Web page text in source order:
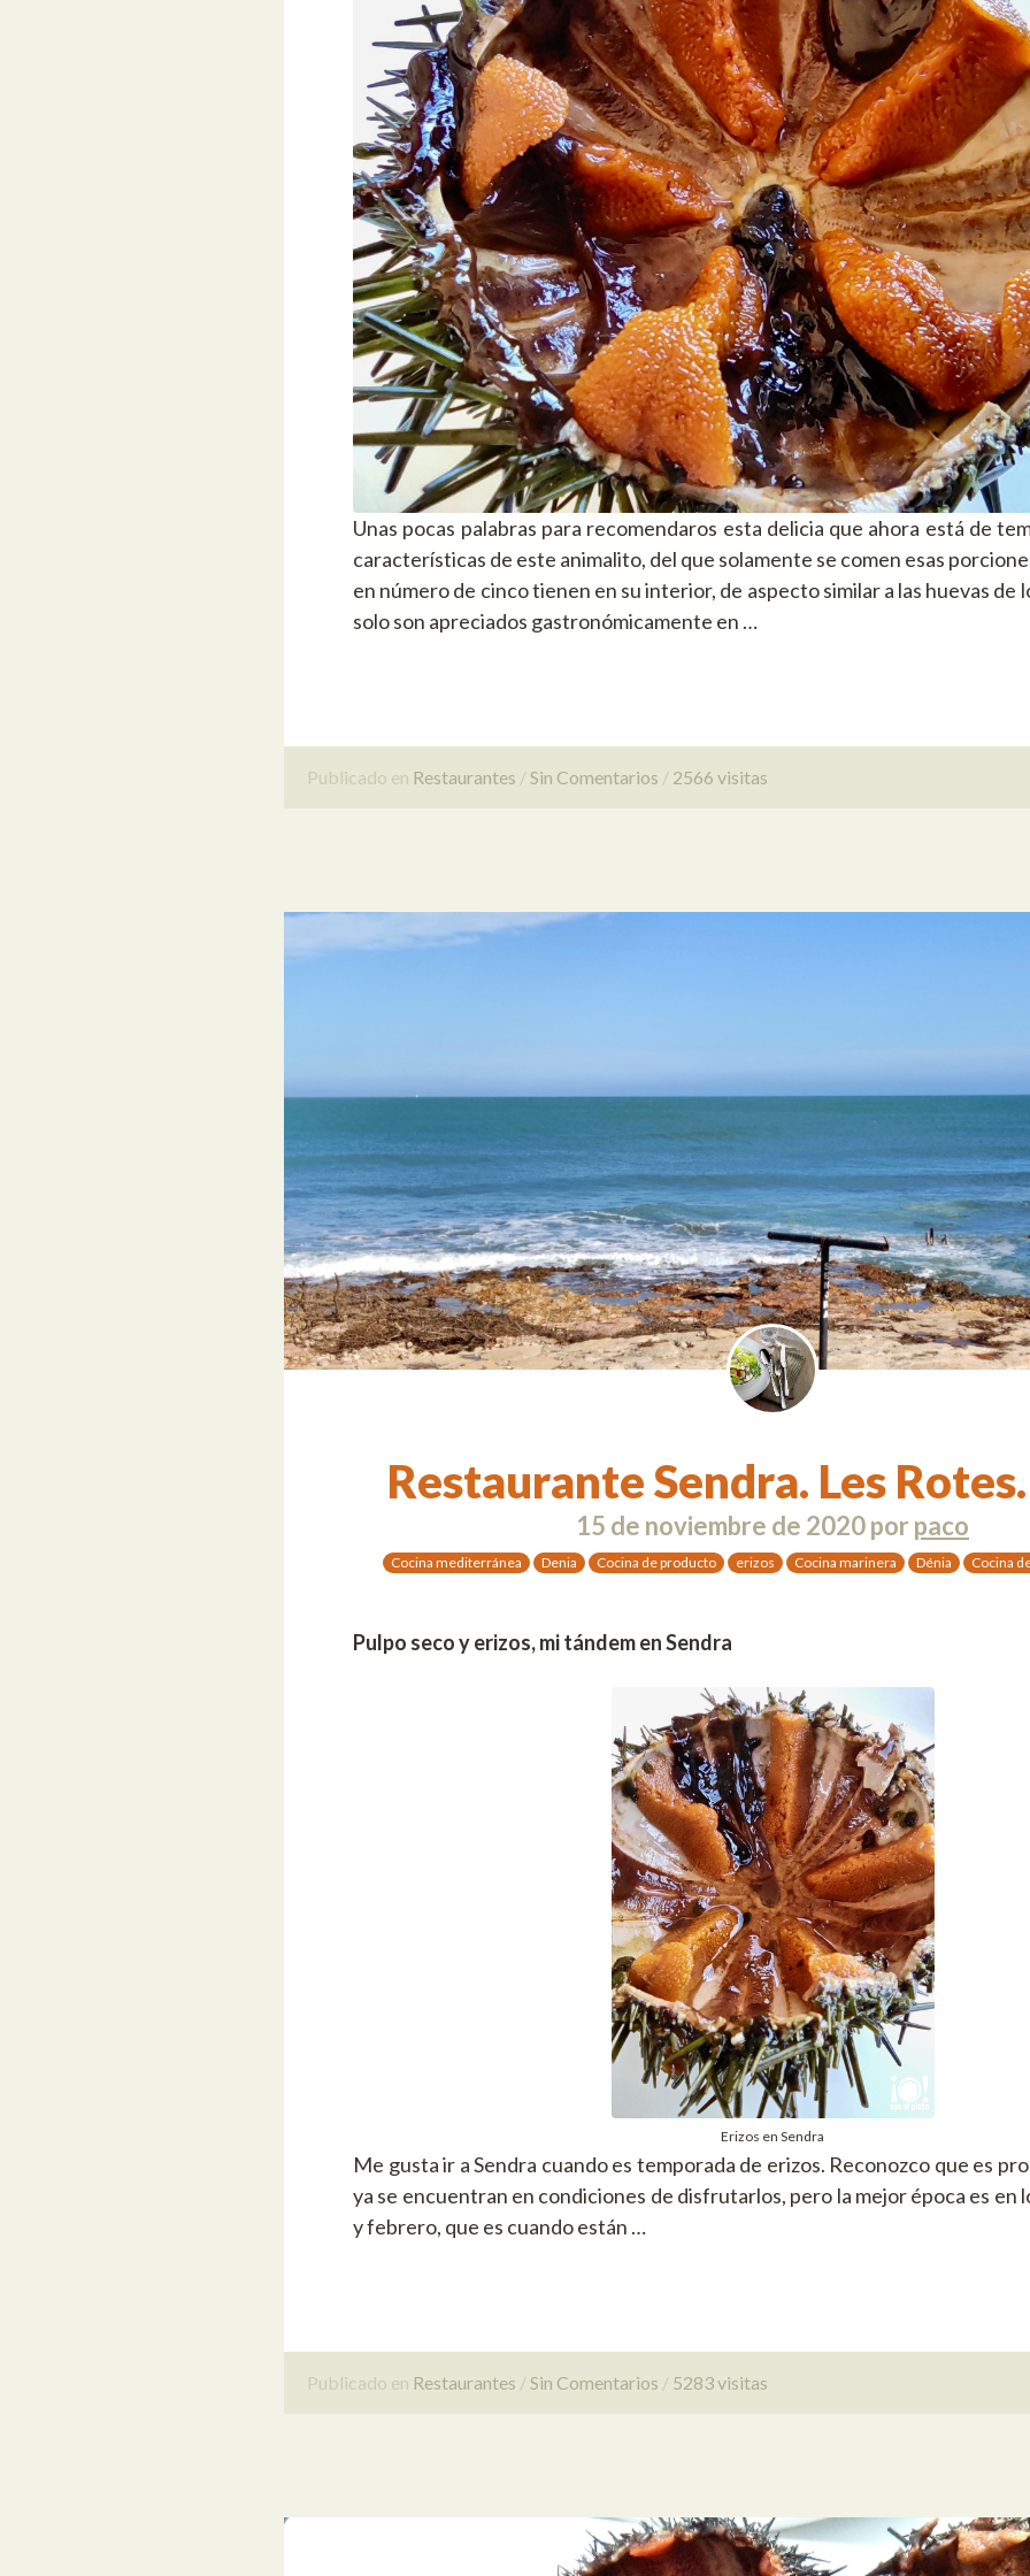
Unas pocas palabras para recomendaros esta delicia que ahora está de
características de este animalito, del que solamente se comen esas
en número de cinco tienen en su interior, de aspecto similar a las huevas de
solo son apreciados gastronómicamente en …
Publicado en Restaurantes Sin Comentarios 2566 visitas
Restaurante Sendra. Les
15 de noviembre de 2020por paco
Cocina mediterránea Denia Cocina de producto erizos Cocina marinera Dénia Cocina
Pulpo seco y erizos, mi tándem en Sendra
Erizos en Sendra
Me gusta ir a Sendra cuando es temporada de erizos. Reconozco que es
ya se encuentran en condiciones de disfrutarlos, pero la mejor época es en
y febrero, que es cuando están …
Publicado en Restaurantes Sin Comentarios 5283 visitas